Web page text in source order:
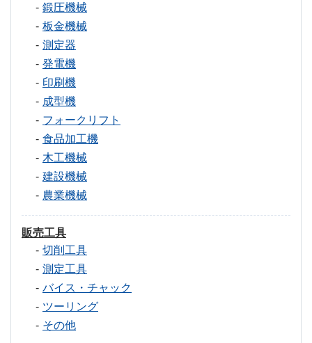
鍛圧機械
板金機械
測定器
発電機
印刷機
成型機
フォークリフト
食品加工機
木工機械
建設機械
農業機械
販売工具
切削工具
測定工具
バイス・チャック
ツーリング
その他